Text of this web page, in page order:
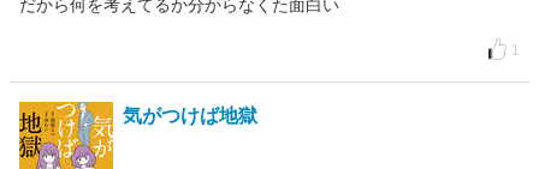
だから何を考えてるか分からなくた面白い
1
気がつけば地獄